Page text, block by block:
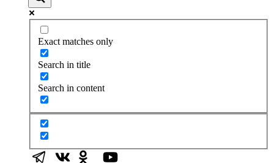
Exact matches only
Search in title
Search in content